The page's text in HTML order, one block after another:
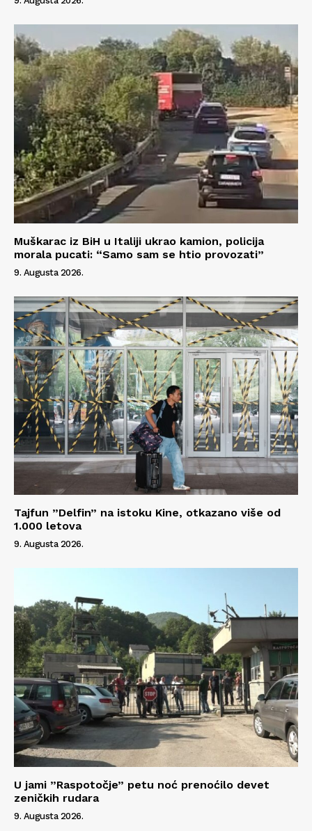
Info
O nama
Kontakt
Impressum
Muškarac iz BiH u Italiji ukrao kamion, policija
morala pucati: “Samo sam se htio provozati”
9. Augusta 2026.
Tajfun ”Delfin” na istoku Kine, otkazano više od
1.000 letova
9. Augusta 2026.
U jami ”Raspotočje” petu noć prenoćilo devet
zeničkih rudara
9. Augusta 2026.